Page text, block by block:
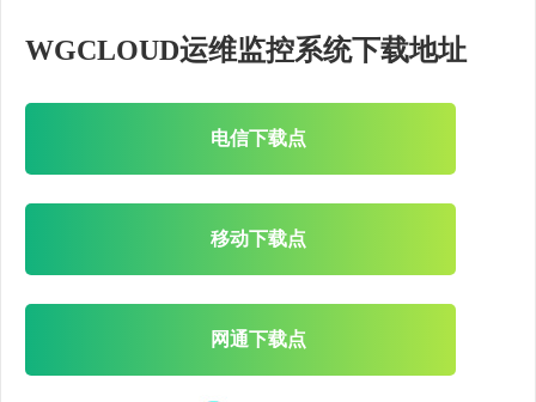
WGCLOUD运维监控系统下载地址
电信下载点
移动下载点
网通下载点